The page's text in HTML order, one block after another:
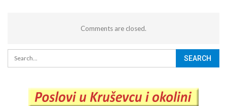
Comments are closed.